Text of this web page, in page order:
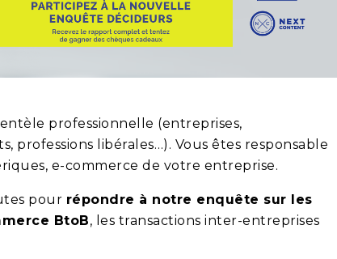
professionnelle (entreprises,
professions libérales…). Vous êtes responsable
e-commerce de votre entreprise.
pour répondre à notre enquête sur les
BtoB, les transactions inter-entreprises